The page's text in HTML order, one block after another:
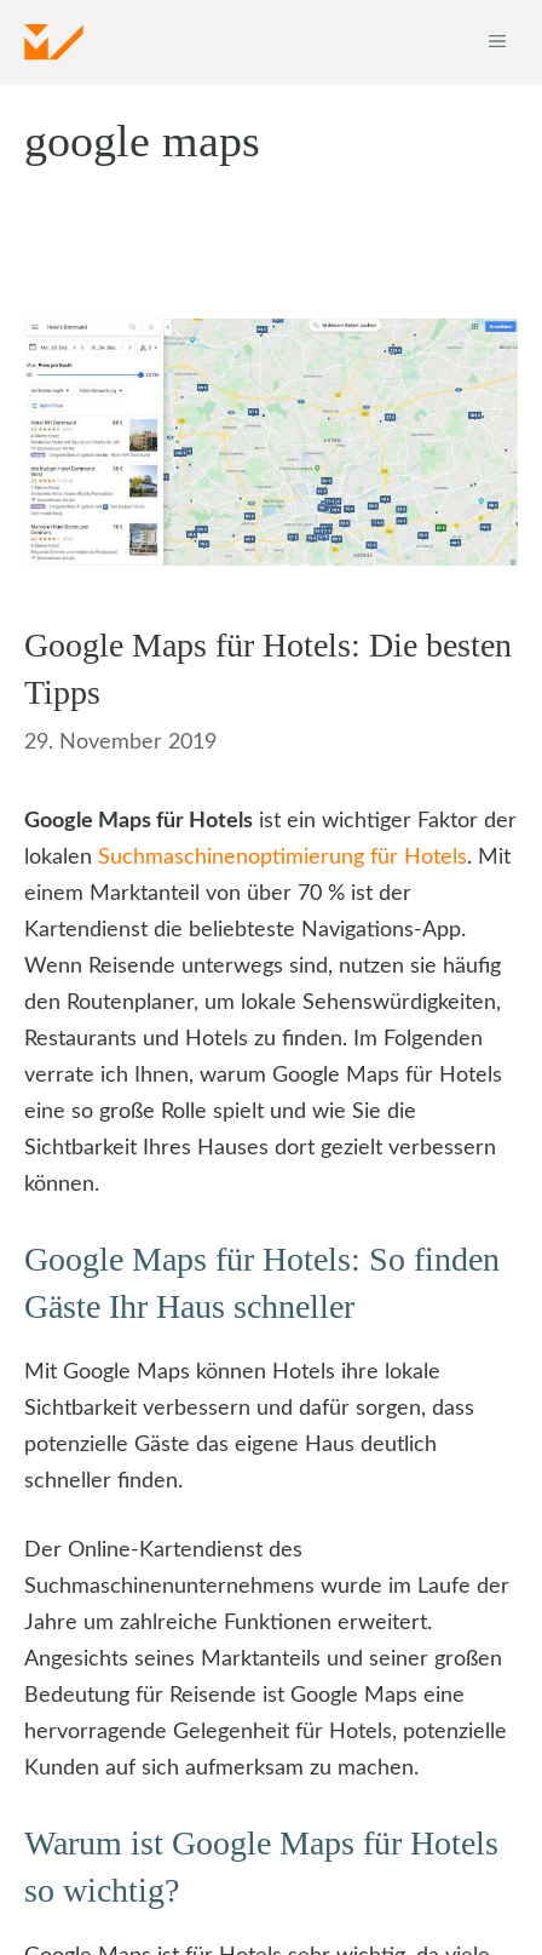
Inhalt
google maps
Google Maps für Hotels: Die besten
Tipps
29. November 2019
Google Maps für Hotels ist ein wichtiger Faktor der
lokalen Suchmaschinenoptimierung für Hotels. Mit
einem Marktanteil von über 70 % ist der
Kartendienst die beliebteste Navigations-App.
Wenn Reisende unterwegs sind, nutzen sie häufig
den Routenplaner, um lokale Sehenswürdigkeiten,
Restaurants und Hotels zu finden. Im Folgenden
verrate ich Ihnen, warum Google Maps für Hotels
eine so große Rolle spielt und wie Sie die
Sichtbarkeit Ihres Hauses dort gezielt verbessern
können.
Google Maps für Hotels: So finden
Gäste Ihr Haus schneller
Mit Google Maps können Hotels ihre lokale
Sichtbarkeit verbessern und dafür sorgen, dass
potenzielle Gäste das eigene Haus deutlich
schneller finden.
Der Online-Kartendienst des
Suchmaschinenunternehmens wurde im Laufe der
Jahre um zahlreiche Funktionen erweitert.
Angesichts seines Marktanteils und seiner großen
Bedeutung für Reisende ist Google Maps eine
hervorragende Gelegenheit für Hotels, potenzielle
Kunden auf sich aufmerksam zu machen.
Warum ist Google Maps für Hotels
so wichtig?